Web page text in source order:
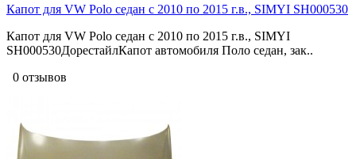
Капот для VW Polo седан с 2010 по 2015 г.в., SIMYI SH000530
Капот для VW Polo седан с 2010 по 2015 г.в., SIMYI
SH000530ДорестайлКапот автомобиля Поло седан, зак..
0 отзывов